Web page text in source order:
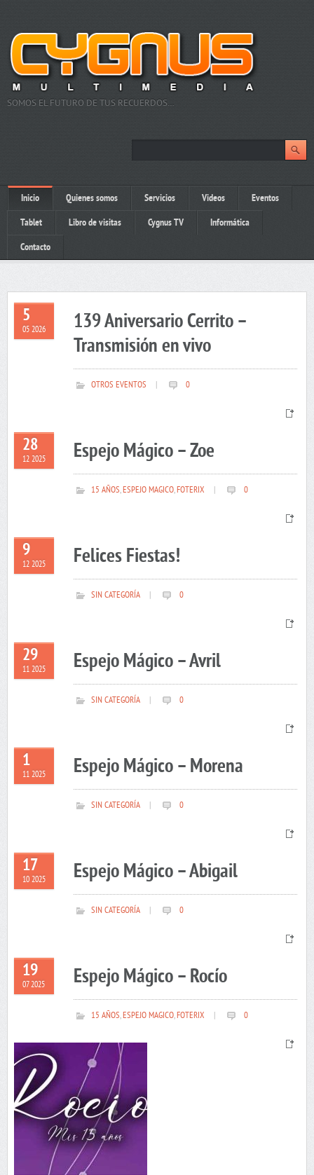
SOMOS EL FUTURO DE TUS RECUERDOS…
Inicio Quienes somos Servicios Videos Eventos
Tablet Libro de visitas Cygnus TV Informática
Contacto
5
05 2026
139 Aniversario Cerrito –
Transmisión en vivo
OTROS EVENTOS 0
28
12 2025 Espejo Mágico – Zoe
15 AÑOS,ESPEJO MAGICO,FOTERIX 0
9
12 2025 Felices Fiestas!
SIN CATEGORÍA 0
29
11 2025 Espejo Mágico – Avril
SIN CATEGORÍA 0
1
11 2025 Espejo Mágico – Morena
SIN CATEGORÍA 0
17
10 2025 Espejo Mágico – Abigail
SIN CATEGORÍA 0
19
07 2025 Espejo Mágico – Rocío
15 AÑOS,ESPEJO MAGICO,FOTERIX 0